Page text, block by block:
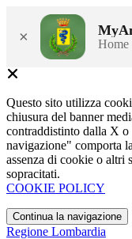
× Home
Questo sito utilizza
chiusura del banner
contraddistinto dalla X
navigazione" comporta
assenza di cookie o altri
sopracitati.
COOKIE POLICY
Continua la navigazione
Regione Lombardia